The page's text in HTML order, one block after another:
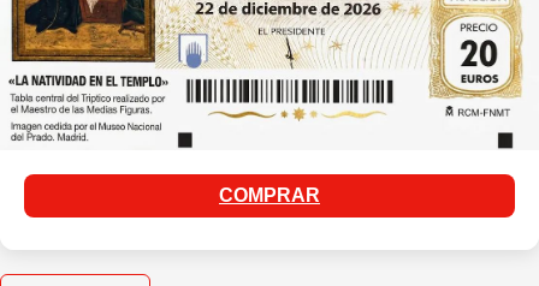
COMPRAR